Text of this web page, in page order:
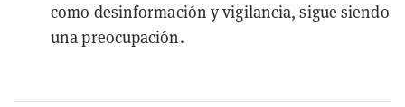
como desinformación y vigilancia, sigue siendo
una preocupación.